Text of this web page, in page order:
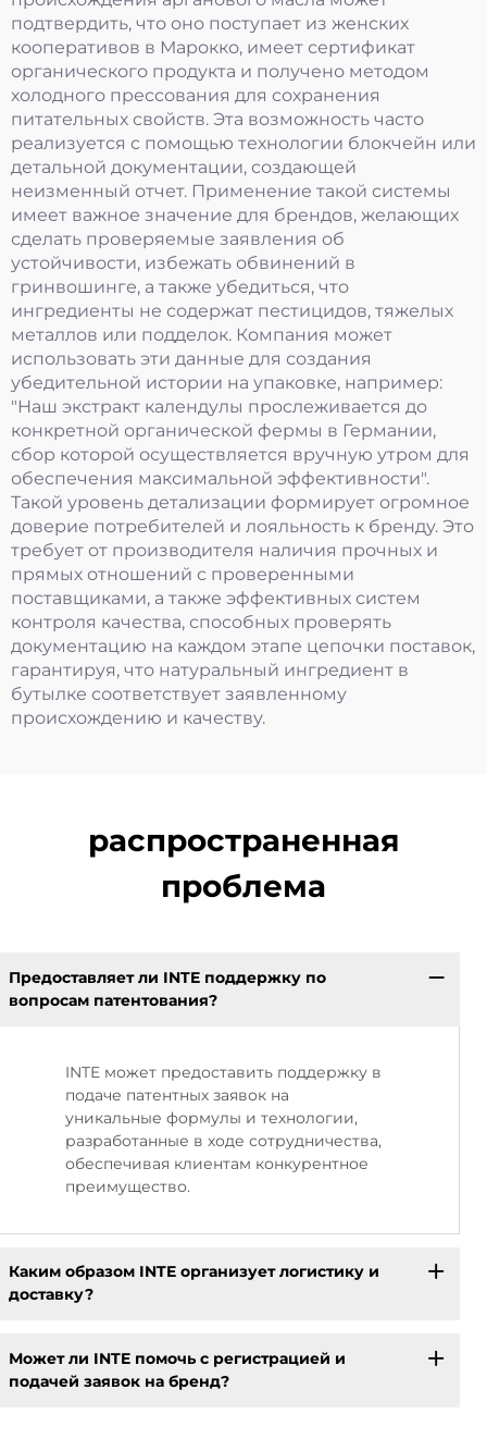
подтвердить, что оно поступает из женских
кооперативов в Марокко, имеет сертификат
органического продукта и получено методом
холодного прессования для сохранения
питательных свойств. Эта возможность часто
реализуется с помощью технологии блокчейн или
детальной документации, создающей
неизменный отчет. Применение такой системы
имеет важное значение для брендов, желающих
сделать проверяемые заявления об
устойчивости, избежать обвинений в
гринвошинге, а также убедиться, что
ингредиенты не содержат пестицидов, тяжелых
металлов или подделок. Компания может
использовать эти данные для создания
убедительной истории на упаковке, например:
"Наш экстракт календулы прослеживается до
конкретной органической фермы в Германии,
сбор которой осуществляется вручную утром для
обеспечения максимальной эффективности".
Такой уровень детализации формирует огромное
доверие потребителей и лояльность к бренду. Это
требует от производителя наличия прочных и
прямых отношений с проверенными
поставщиками, а также эффективных систем
контроля качества, способных проверять
документацию на каждом этапе цепочки поставок,
гарантируя, что натуральный ингредиент в
бутылке соответствует заявленному
происхождению и качеству.
распространенная
проблема
Предоставляет ли INTE поддержку по
вопросам патентования?
INTE может предоставить поддержку в
подаче патентных заявок на
уникальные формулы и технологии,
разработанные в ходе сотрудничества,
обеспечивая клиентам конкурентное
преимущество.
Каким образом INTE организует логистику и
доставку?
Может ли INTE помочь с регистрацией и
подачей заявок на бренд?